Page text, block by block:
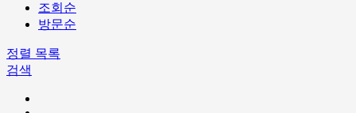
조회순
방문순
정렬 목록
검색